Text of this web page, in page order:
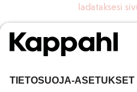
ladataksesi
Lataa sivu